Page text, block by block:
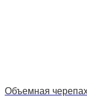
Объемная